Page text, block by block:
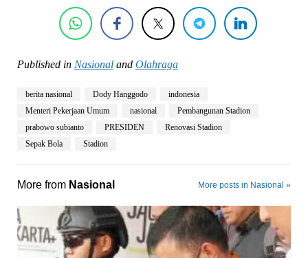
Published in Nasionaland Olahraga
berita nasional Dody Hanggodo
indonesia
Menteri Pekerjaan Umum
nasional
Pembangunan Stadion
prabowo subianto
PRESIDEN
Renovasi Stadion
Sepak Bola
Stadion
More from Nasional More posts in Nasional »